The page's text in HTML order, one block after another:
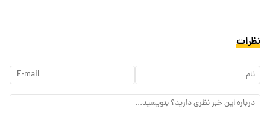
نظرات